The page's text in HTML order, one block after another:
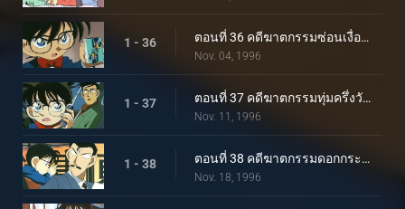
1 - 36 ตอนที่ 36 คดีฆาตกรรมซ่อนเงื่อน (ตอนจบ)
Nov. 04, 1996
1 - 37 ตอนที่ 37 คดีฆาตกรรมทุ่มครึ่งวันจันทร์
Nov. 11, 1996
1 - 38 ตอนที่ 38 คดีฆาตกรรมดอกกระบองเพชร
Nov. 18, 1996